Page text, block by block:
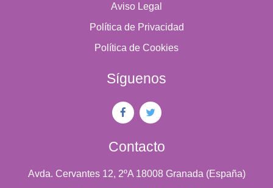
Aviso Legal
Política de Privacidad
Política de Cookies
Síguenos
Contacto
Avda. Cervantes 12, 2ºA 18008 Granada (España)